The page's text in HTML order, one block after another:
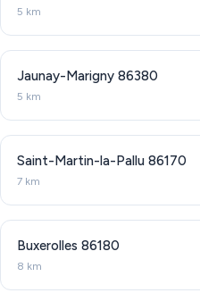
5 km
Jaunay-Marigny 86380
5 km
Saint-Martin-la-Pallu 86170
7 km
Buxerolles 86180
8 km